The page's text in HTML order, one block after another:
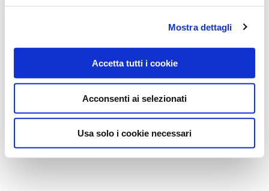
Mostra dettagli
Accetta tutti i cookie
Acconsenti ai selezionati
Usa solo i cookie necessari